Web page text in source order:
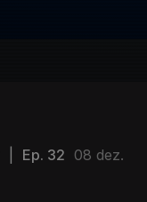
Ep. 32 08 dez.